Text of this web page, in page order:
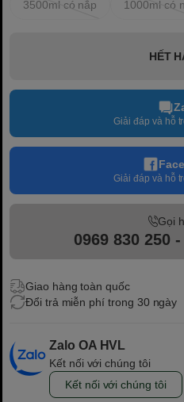
3500ml có nắp 1000ml có
HẾT
Giải đáp và hỗ
Giải đáp và hỗ
Gọi
0969 830 250
Giao hàng toàn quốc
Đổi trả miễn phí trong 30 ngày
Zalo OA HVL
Kết nối với chúng tôi
Kết nối với chúng tôi